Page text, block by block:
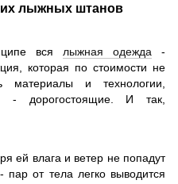
лыжных штанов
вся лыжная одежда -
которая по стоимости не
и технологии,
- дорогостоящие. И так,
ей влага и ветер не попадут
от тела легко выводится